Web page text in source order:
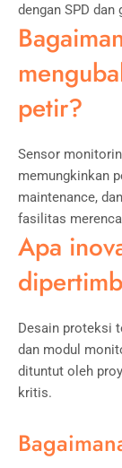
dengan SPD dan
petir?
Sensor
memungkinkan
maintenance,
fasilitas
Apa
Desain proteksi
dan modul
dituntut oleh
kritis.